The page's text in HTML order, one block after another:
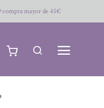
compra mayor de 45€